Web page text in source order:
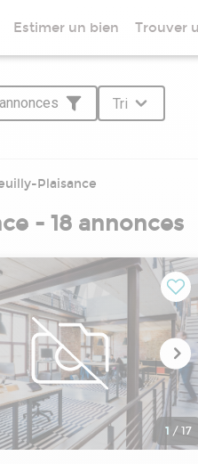
Estimer un bien Trouver
Tri
Plaisance
- 18 annonces
1 / 17